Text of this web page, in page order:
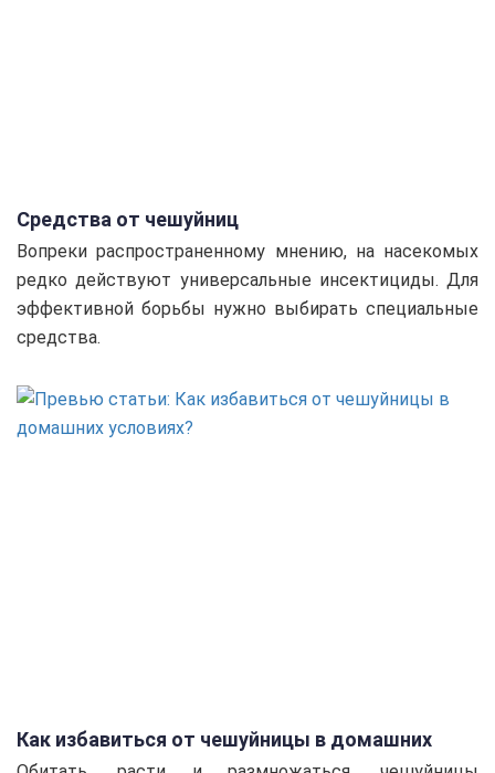
Средства от чешуйниц
Вопреки распространенному мнению, на насекомых
редко действуют универсальные инсектициды. Для
эффективной борьбы нужно выбирать специальные
средства.
Как избавиться от чешуйницы в домашних